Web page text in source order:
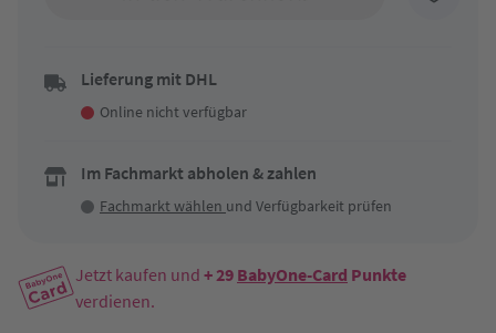
Lieferung mit DHL
Online nicht verfügbar
Im Fachmarkt abholen & zahlen
Fachmarkt wählen und Verfügbarkeit prüfen
Jetzt kaufen und + 29 BabyOne-Card Punkte
verdienen.